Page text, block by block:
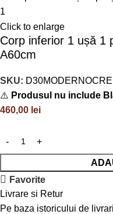
Click to enlarge
Corp inferior 1 ușă 1
A60cm
SKU:
⚠️ Produsul nu include
460,00 lei
Favorite
Livrare si Retur
Pe baza istoricului de